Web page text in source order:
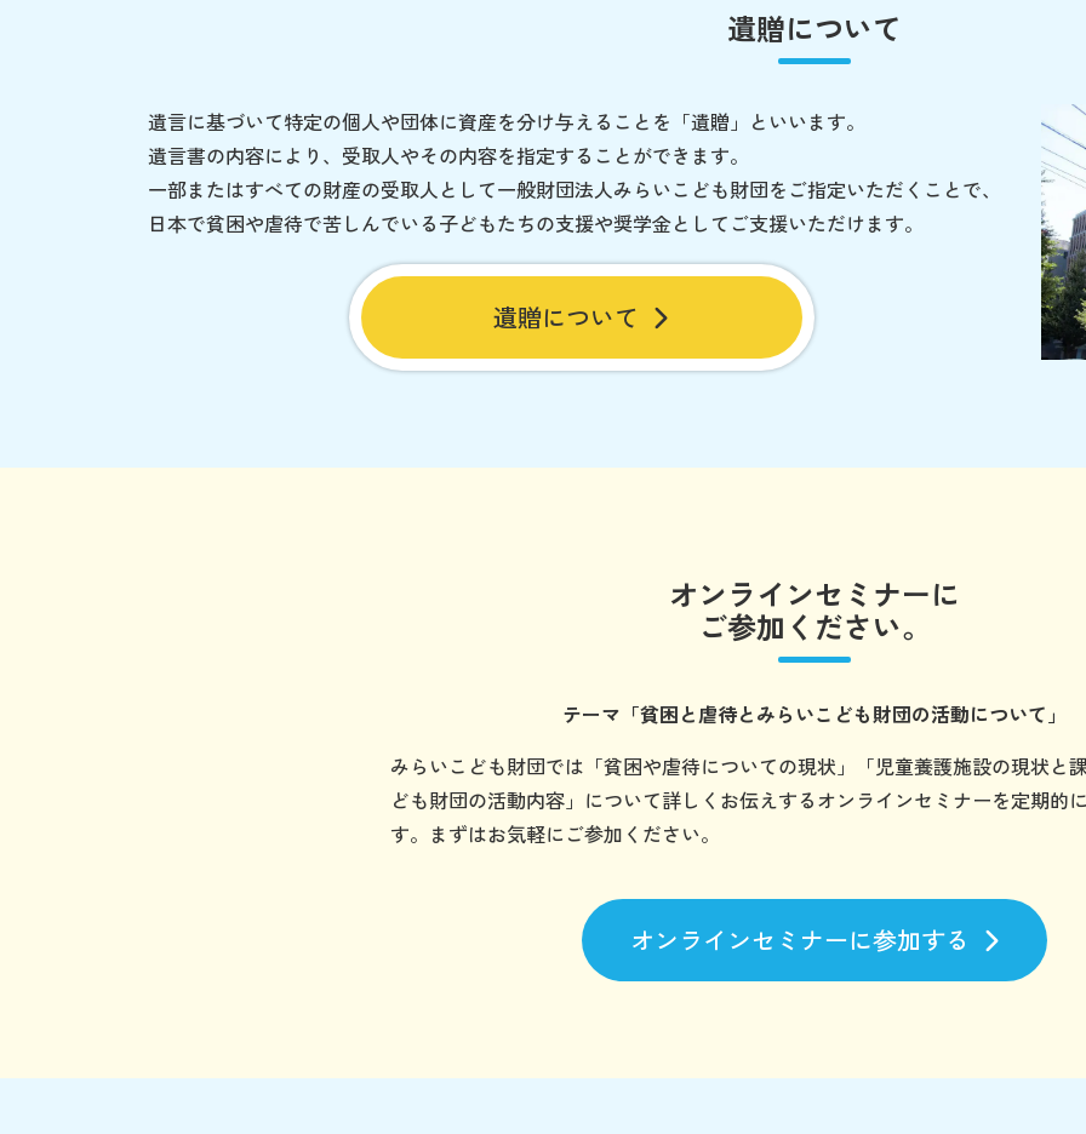
遺贈について
遺言に基づいて特定の個人や団体に資産を分け与えることを「遺贈」といいます。
遺言書の内容により、受取人やその内容を指定することができます。
一部またはすべての財産の受取人として一般財団法人みらいこども財団をご指定いただくことで、
日本で貧困や虐待で苦しんでいる子どもたちの支援や奨学金としてご支援いただけます。
遺贈について
オンラインセミナーに
ご参加ください。
テーマ 「貧困と虐待とみらいこども財団の活動について」
みらいこども財団では「貧困や虐待についての現状」「児童養護施設の現状と
ども財団の活動内容」について詳しくお伝えするオンラインセミナーを定期的
す。まずはお気軽にご参加ください。
オンラインセミナーに参加する